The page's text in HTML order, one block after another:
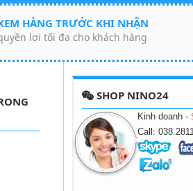
HÀNG TRƯỚC KHI NHẬN
lợi tối đa cho khách hàng
SHOP NINO24
Kinh doanh -
Call: